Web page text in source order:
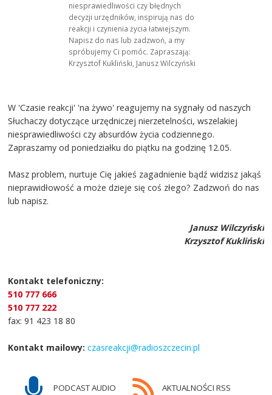
niesprawiedliwości czy błędnych
decyzji urzędników, inspirują nas do
reakcji i czynienia życia łatwiejszym.
Napisz do nas lub zadzwoń, a my
spróbujemy Ci pomóc. Zapraszają:
Krzysztof Kukliński, Janusz Wilczyński
W 'Czasie reakcji' 'na żywo' reagujemy na sygnały od naszych
Słuchaczy dotyczące urzędniczej nierzetelności, wszelakiej
niesprawiedliwości czy absurdów życia codziennego.
Zapraszamy od poniedziałku do piątku na godzinę 12.05.
Masz problem, nurtuje Cię jakieś zagadnienie bądź widzisz jakąś
nieprawidłowość a może dzieje się coś złego? Zadzwoń do nas
lub napisz.
Janusz Wilczyński
Krzysztof Kukliński
Kontakt telefoniczny:
510 777 666
510 777 222
fax: 91 423 18 80
Kontakt mailowy: czasreakcji@radioszczecin.pl
PODCAST AUDIO AKTUALNOŚCI RSS